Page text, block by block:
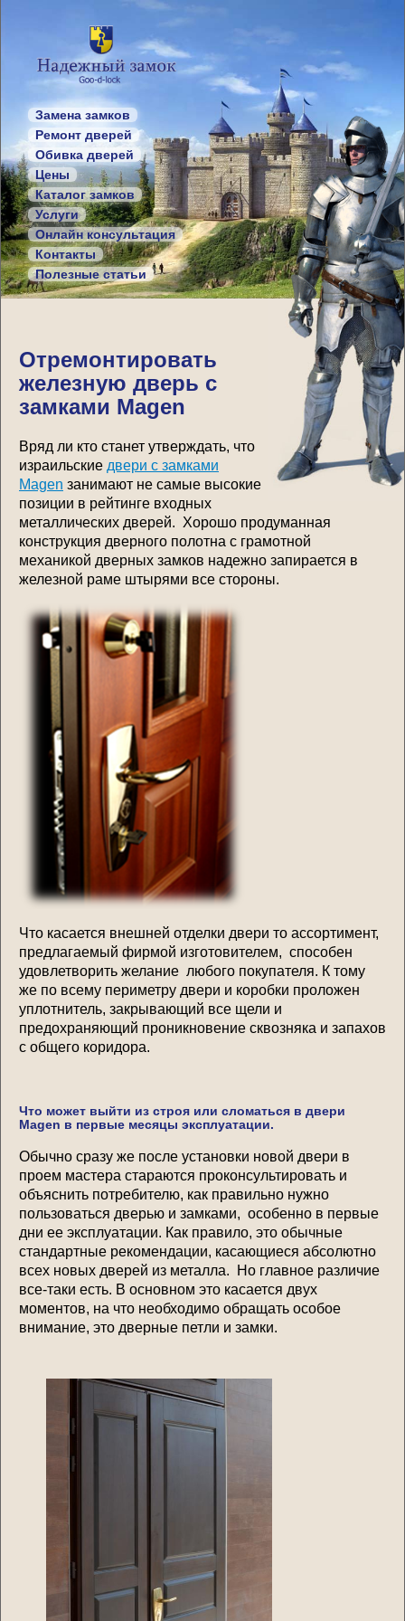
Замена замков
Ремонт дверей
Обивка дверей
Цены
Каталог замков
Услуги
Онлайн консультация
Контакты
Полезные статьи
Отремонтировать
железную дверь с
замками Magen
Вряд ли кто станет утверждать, что
израильские двери с замками
Magen занимают не самые высокие
позиции в рейтинге входных
металлических дверей. Хорошо продуманная
конструкция дверного полотна с грамотной
механикой дверных замков надежно запирается в
железной раме штырями все стороны.
Что касается внешней отделки двери то ассортимент,
предлагаемый фирмой изготовителем, способен
удовлетворить желание любого покупателя. К тому
же по всему периметру двери и коробки проложен
уплотнитель, закрывающий все щели и
предохраняющий проникновение сквозняка и запахов
с общего коридора.
Что может выйти из строя или сломаться в двери
Magen в первые месяцы эксплуатации.
Обычно сразу же после установки новой двери в
проем мастера стараются проконсультировать и
объяснить потребителю, как правильно нужно
пользоваться дверью и замками, особенно в первые
дни ее эксплуатации. Как правило, это обычные
стандартные рекомендации, касающиеся абсолютно
всех новых дверей из металла. Но главное различие
все-таки есть. В основном это касается двух
моментов, на что необходимо обращать особое
внимание, это дверные петли и замки.